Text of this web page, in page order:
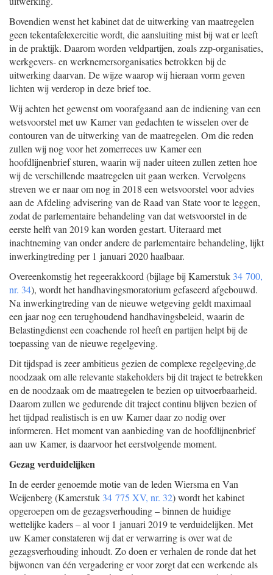
Bovendien wenst het kabinet dat de uitwerking van maatregelen
geen tekentafelexercitie wordt, die aansluiting mist bij wat er leeft
in de praktijk. Daarom worden veldpartijen, zoals zzp-organisaties,
werkgevers- en werknemersorganisaties betrokken bij de
uitwerking daarvan. De wijze waarop wij hieraan vorm geven
lichten wij verderop in deze brief toe.
Wij achten het gewenst om voorafgaand aan de indiening van een
wetsvoorstel met uw Kamer van gedachten te wisselen over de
contouren van de uitwerking van de maatregelen. Om die reden
zullen wij nog voor het zomerreces uw Kamer een
hoofdlijnenbrief sturen, waarin wij nader uiteen zullen zetten hoe
wij de verschillende maatregelen uit gaan werken. Vervolgens
streven we er naar om nog in 2018 een wetsvoorstel voor advies
aan de Afdeling advisering van de Raad van State voor te leggen,
zodat de parlementaire behandeling van dat wetsvoorstel in de
eerste helft van 2019 kan worden gestart. Uiteraard met
inachtneming van onder andere de parlementaire behandeling, lijkt
inwerkingtreding per 1 januari 2020 haalbaar.
Overeenkomstig het regeerakkoord (bijlage bij Kamerstuk 34 700,
nr. 34), wordt het handhavingsmoratorium gefaseerd afgebouwd.
Na inwerkingtreding van de nieuwe wetgeving geldt maximaal
een jaar nog een terughoudend handhavingsbeleid, waarin de
Belastingdienst een coachende rol heeft en partijen helpt bij de
toepassing van de nieuwe regelgeving.
Dit tijdspad is zeer ambitieus gezien de complexe regelgeving,de
noodzaak om alle relevante stakeholders bij dit traject te betrekken
en de noodzaak om de maatregelen te bezien op uitvoerbaarheid.
Daarom zullen we gedurende dit traject continu blijven bezien of
het tijdpad realistisch is en uw Kamer daar zo nodig over
informeren. Het moment van aanbieding van de hoofdlijnenbrief
aan uw Kamer, is daarvoor het eerstvolgende moment.
Gezag verduidelijken
In de eerder genoemde motie van de leden Wiersma en Van
Weijenberg (Kamerstuk 34 775 XV, nr. 32) wordt het kabinet
opgeroepen om de gezagsverhouding – binnen de huidige
wettelijke kaders – al voor 1 januari 2019 te verduidelijken. Met
uw Kamer constateren wij dat er verwarring is over wat de
gezagsverhouding inhoudt. Zo doen er verhalen de ronde dat het
bijwonen van één vergadering er voor zorgt dat een werkende als